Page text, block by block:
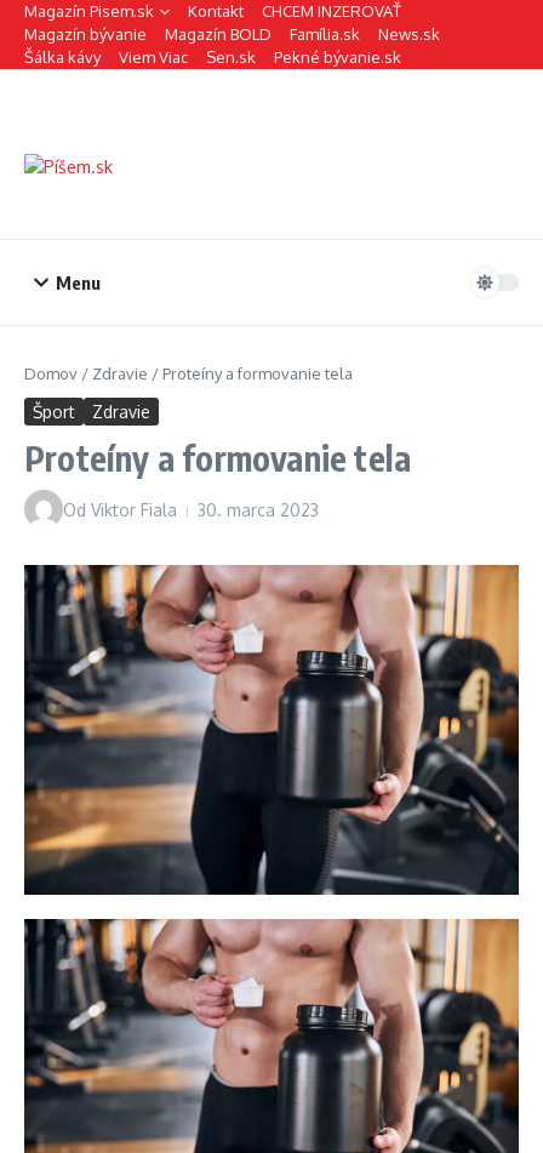
Preskočiť na obsah
Magazín Pisem.sk Kontakt
CHCEM INZEROVAŤ
Magazín bývanie
Magazín BOLD Família.sk
News.sk
Šálka kávy
Viem Viac Sen.sk Pekné bývanie.sk
Menu
Domov / Zdravie / Proteíny a formovanie tela
Šport Zdravie
Proteíny a formovanie tela
Od Viktor Fiala 30. marca 2023